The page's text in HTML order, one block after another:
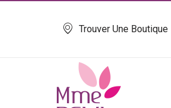
Trouver Une Boutique